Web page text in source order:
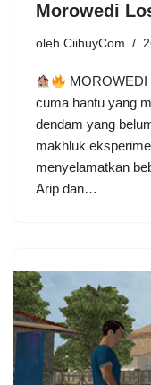
Morowedi
oleh CiihuyCom
MOROWEDI
cuma hantu yang
dendam yang
makhluk
menyelamatkan
Arip dan…